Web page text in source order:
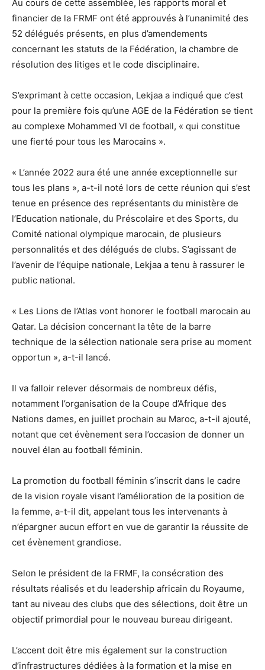
Au cours de cette assemblée, les rapports moral et
financier de la FRMF ont été approuvés à l’unanimité des
52 délégués présents, en plus d’amendements
concernant les statuts de la Fédération, la chambre de
résolution des litiges et le code disciplinaire.
S’exprimant à cette occasion, Lekjaa a indiqué que c’est
pour la première fois qu’une AGE de la Fédération se tient
au complexe Mohammed VI de football, « qui constitue
une fierté pour tous les Marocains ».
« L’année 2022 aura été une année exceptionnelle sur
tous les plans », a-t-il noté lors de cette réunion qui s’est
tenue en présence des représentants du ministère de
l’Education nationale, du Préscolaire et des Sports, du
Comité national olympique marocain, de plusieurs
personnalités et des délégués de clubs. S’agissant de
l’avenir de l’équipe nationale, Lekjaa a tenu à rassurer le
public national.
« Les Lions de l’Atlas vont honorer le football marocain au
Qatar. La décision concernant la tête de la barre
technique de la sélection nationale sera prise au moment
opportun », a-t-il lancé.
Il va falloir relever désormais de nombreux défis,
notamment l’organisation de la Coupe d’Afrique des
Nations dames, en juillet prochain au Maroc, a-t-il ajouté,
notant que cet évènement sera l’occasion de donner un
nouvel élan au football féminin.
La promotion du football féminin s’inscrit dans le cadre
de la vision royale visant l’amélioration de la position de
la femme, a-t-il dit, appelant tous les intervenants à
n’épargner aucun effort en vue de garantir la réussite de
cet évènement grandiose.
Selon le président de la FRMF, la consécration des
résultats réalisés et du leadership africain du Royaume,
tant au niveau des clubs que des sélections, doit être un
objectif primordial pour le nouveau bureau dirigeant.
L’accent doit être mis également sur la construction
d’infrastructures dédiées à la formation et la mise en